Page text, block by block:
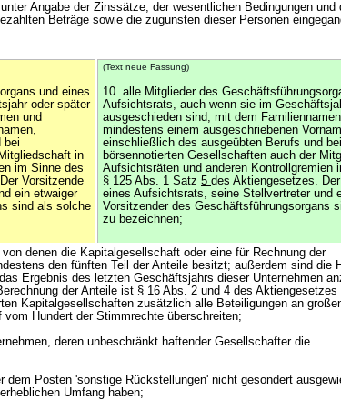
Angabe der Zinssätze, der wesentlichen Bedingungen und
Beträge sowie die zugunsten dieser Personen
und eines
oder später
und
bei
in
im Sinne des
Vorsitzende
ein etwaiger
sind als solche
(Text neue Fassung)
10. alle Mitglieder des
Aufsichtsrats, auch wenn sie im
ausgeschieden sind, mit dem
mindestens einem ausgeschriebenen
einschließlich des ausgeübten Berufs und bei
börsennotierten Gesellschaften auch der
Aufsichtsräten und anderen Kontrollgremien
§ 125 Abs. 1 Satz 5 des Aktiengesetzes.
eines Aufsichtsrats, seine Stellvertreter und
Vorsitzender des Geschäftsführungsorgans
zu bezeichnen;
denen die Kapitalgesellschaft oder eine für Rechnung der
den fünften Teil der Anteile besitzt; außerdem sind die
Ergebnis des letzten Geschäftsjahrs dieser Unternehmen
der Anteile ist § 16 Abs. 2 und 4 des Aktiengesetzes
Kapitalgesellschaften zusätzlich alle Beteiligungen an
Hundert der Stimmrechte überschreiten;
deren unbeschränkt haftender Gesellschafter die
dem Posten 'sonstige Rückstellungen' nicht gesondert
Umfang haben;